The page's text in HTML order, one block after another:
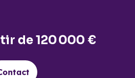
de120 000 €